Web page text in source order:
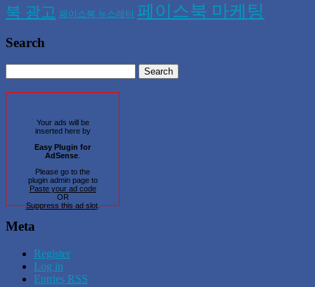
북 광고 페이스북 뉴스레터 페이스북 마케팅
Search
Your ads will be
inserted here by
Easy Plugin for
AdSense
Please go to the
plugin admin page to
Paste your ad code
OR
Suppress this ad slot.
Meta
Register
Log in
Entries RSS